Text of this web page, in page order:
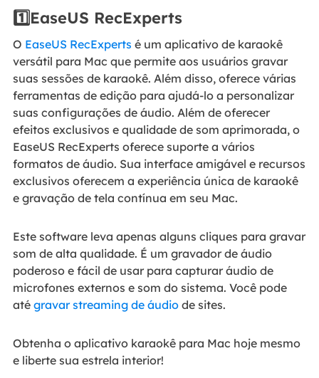
1️⃣EaseUS RecExperts
O EaseUS RecExperts é um aplicativo de karaokê
versátil para Mac que permite aos usuários gravar
suas sessões de karaokê. Além disso, oferece várias
ferramentas de edição para ajudá-lo a personalizar
suas configurações de áudio. Além de oferecer
efeitos exclusivos e qualidade de som aprimorada, o
EaseUS RecExperts oferece suporte a vários
formatos de áudio. Sua interface amigável e recursos
exclusivos oferecem a experiência única de karaokê
e gravação de tela contínua em seu Mac.
Este software leva apenas alguns cliques para gravar
som de alta qualidade. É um gravador de áudio
poderoso e fácil de usar para capturar áudio de
microfones externos e som do sistema. Você pode
até gravar streaming de áudiode sites.
Obtenha o aplicativo karaokê para Mac hoje mesmo
e liberte sua estrela interior!
